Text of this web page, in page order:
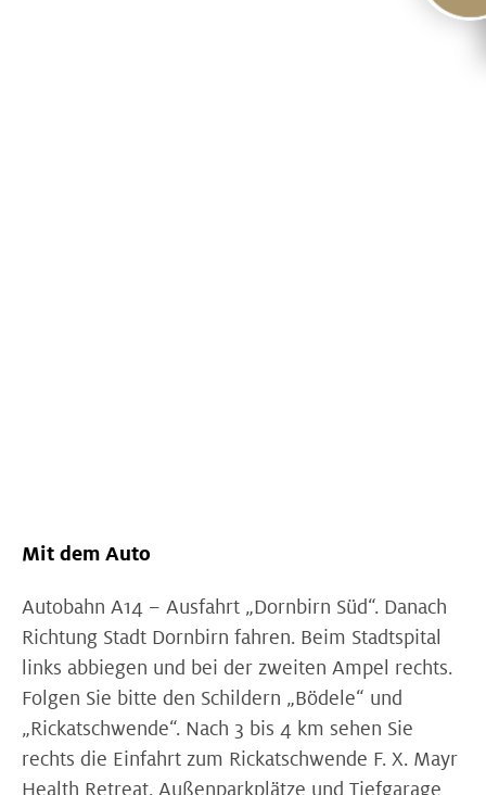
Mit dem Auto
Autobahn A14 – Ausfahrt „Dornbirn Süd“. Danach
Richtung Stadt Dornbirn fahren. Beim Stadtspital
links abbiegen und bei der zweiten Ampel rechts.
Folgen Sie bitte den Schildern „Bödele“ und
„Rickatschwende“. Nach 3 bis 4 km sehen Sie
rechts die Einfahrt zum Rickatschwende F. X. Mayr
Health Retreat. Außenparkplätze und Tiefgarage